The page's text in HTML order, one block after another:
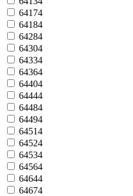
64174
64184
64284
64304
64334
64364
64404
64444
64484
64494
64514
64524
64534
64564
64644
64674